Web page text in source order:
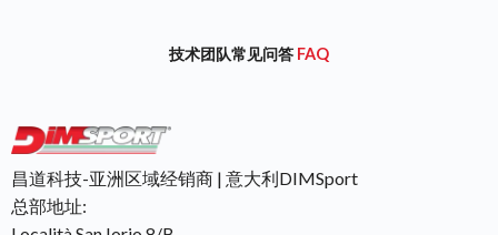
技术团队常见问答 FAQ
昌道科技-亚洲区域经销商 | 意大利DIMSport
总部地址: